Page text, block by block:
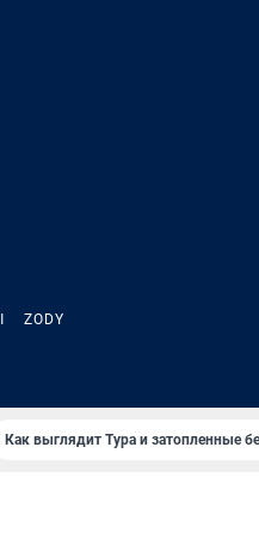
ZODY
Как выглядит Тура и затопленные